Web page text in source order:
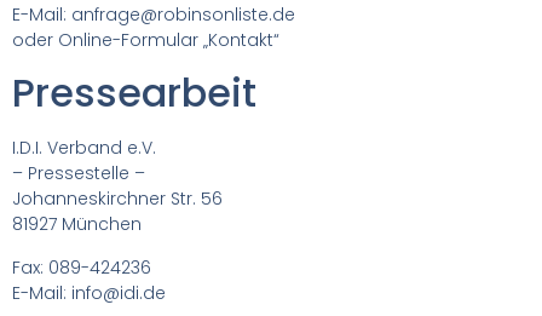
E-Mail: anfrage@robinsonliste.de
oder Online-Formular „Kontakt“
Pressearbeit
I.D.I. Verband e.V.
– Pressestelle –
Johanneskirchner Str. 56
81927 München
Fax: 089-424236
E-Mail: info@idi.de